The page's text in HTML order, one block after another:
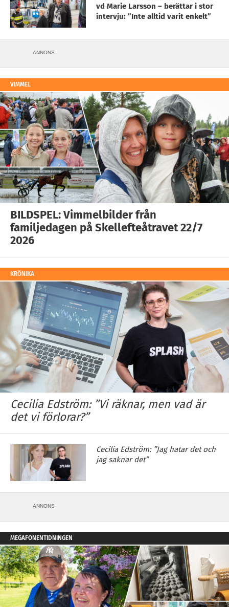
vd Marie Larsson – berättar i stor
intervju: ”Inte alltid varit enkelt”
ANNONS
VIMMEL
BILDSPEL: Vimmelbilder från
familjedagen på Skellefteåtravet 22/7
2026
KRÖNIKA
Cecilia Edström: ”Vi räknar, men vad är
det vi förlorar?”
Cecilia Edström: ”Jag hatar det och
jag saknar det”
ANNONS
MEGAFONENTIDNINGEN